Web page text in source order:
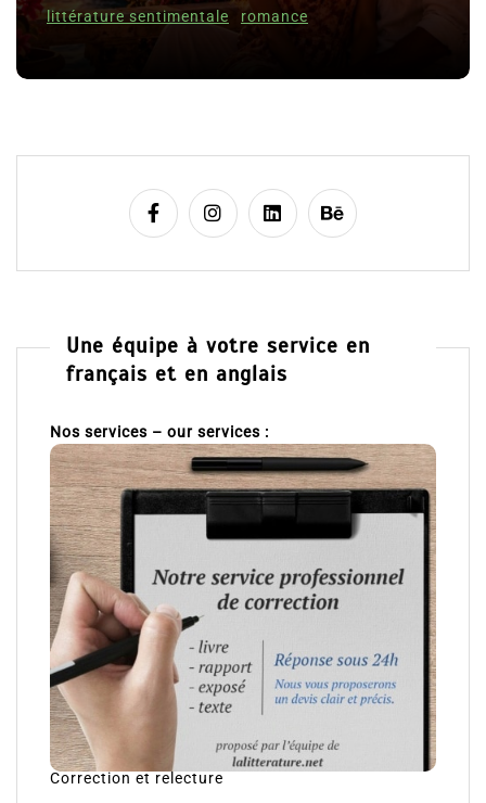
littérature sentimentale romance
Une équipe à votre service en
français et en anglais
Nos services – our services :
Correction et relecture